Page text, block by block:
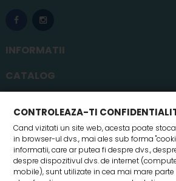
INFORMATII
CATALOG
CONTROLEAZA-TI
Cand vizitati un site web, acesta poate
in browser-ul dvs., mai ales sub forma
informatii, care ar putea fi despre dvs.,
despre dispozitivul dvs. de internet
mobile), sunt utilizate in cea mai mare